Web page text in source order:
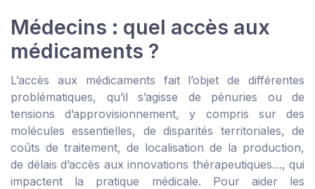
Médecins : quel accès aux
médicaments ?
L’accès aux médicaments fait l’objet de différentes
problématiques, qu’il s’agisse de pénuries ou de
tensions d’approvisionnement, y compris sur des
molécules essentielles, de disparités territoriales, de
coûts de traitement, de localisation de la production,
de délais d’accès aux innovations thérapeutiques…, qui
impactent la pratique médicale. Pour aider les